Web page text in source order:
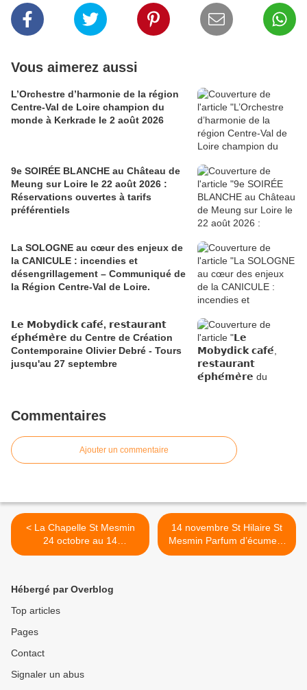
Vous aimerez aussi
L’Orchestre d’harmonie de la région
Centre-Val de Loire champion du
monde à Kerkrade le 2 août 2026
9e SOIRÉE BLANCHE au Château de
Meung sur Loire le 22 août 2026 :
Réservations ouvertes à tarifs
préférentiels
La SOLOGNE au cœur des enjeux de
la CANICULE : incendies et
désengrillagement – Communiqué de
la Région Centre-Val de Loire.
𝗟𝗲 𝗠𝗼𝗯𝘆𝗱𝗶𝗰𝗸 𝗰𝗮𝗳𝗲́, 𝗿𝗲𝘀𝘁𝗮𝘂𝗿𝗮𝗻𝘁
𝗲́𝗽𝗵𝗲́𝗺𝗲̀𝗿𝗲 du Centre de Création
Contemporaine Olivier Debré - Tours
jusqu'au 27 septembre
Commentaires
Ajouter un commentaire
< La Chapelle St Mesmin
24 octobre au 14
novembre...
14 novembre St Hilaire St
Mesmin Parfum d’écume...
>
Hébergé par Overblog
Top articles
Pages
Contact
Signaler un abus